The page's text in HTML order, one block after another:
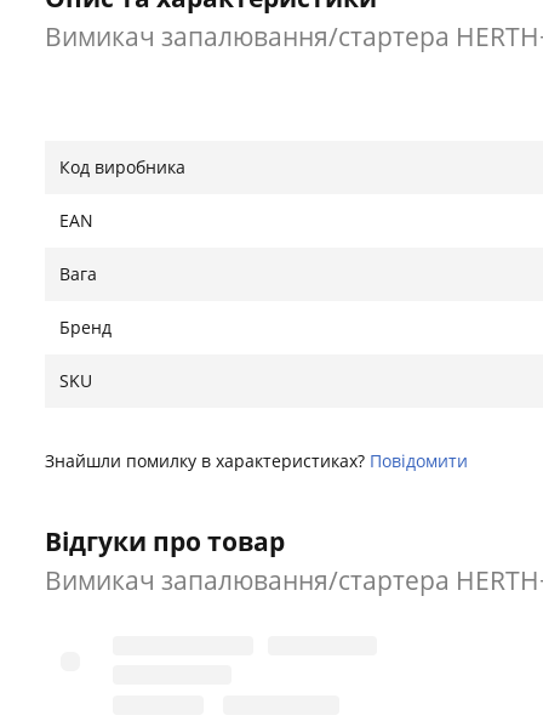
Вимикач запалювання/стартера
Код виробника
EAN
Вага
Бренд
SKU
Знайшли помилку в характеристиках? Повідомити
Відгуки про товар
Вимикач запалювання/стартера